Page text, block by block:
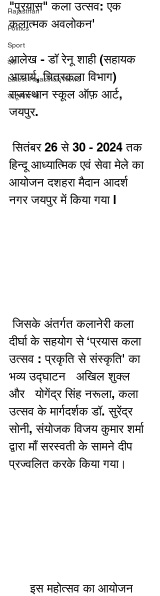
Rajasthan
Politics
Sport
देश
Latest Rajasthan News
खाटूश्याम जी
"प्रयास" कला उत्सव: एक
कलात्मक अवलोकन'
आलेख - डॉ रेनू शाही (सहायक
आचार्य, चित्रकला विभाग)
राजस्थान स्कूल ऑफ़ आर्ट,
जयपुर.
सितंबर 26 से 30 - 2024 तक
हिन्दू आध्यात्मिक एवं सेवा मेले का
आयोजन दशहरा मैदान आदर्श
नगर जयपुर में किया गया l
जिसके अंतर्गत कलानेरी कला
दीर्घा के सहयोग से ‘प्रयास कला
उत्सव : प्रकृति से संस्कृति' का
भव्य उद्घाटन   अखिल शुक्ल
और   योगेंद्र सिंह नरूला, कला
उत्सव के मार्गदर्शक डॉ. सुरेंद्र
सोनी, संयोजक विजय कुमार शर्मा
द्वारा माँ सरस्वती के सामने दीप
प्रज्वलित करके किया गया।
      इस महोत्सव का आयोजन